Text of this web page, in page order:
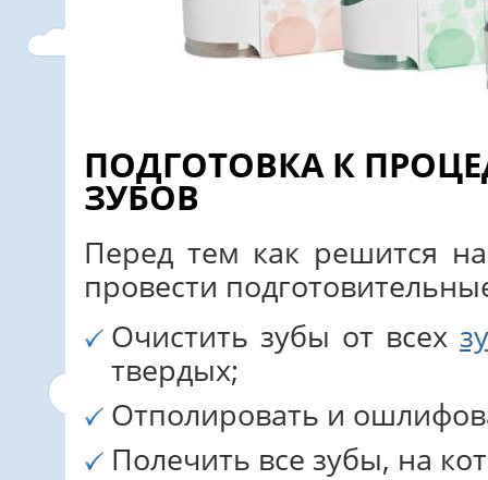
ПОДГОТОВКА К
ЗУБОВ
Перед тем как решится
провести
Очистить зубы от всех
твердых;
Отполировать и
Полечить все зубы, на